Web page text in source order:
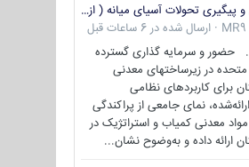
تحلیل و پیگیری تحولات آسیای میانه ( ازبکستان، تاجیکستان، ترکمنستان، قزاقستان و قرقیزستان )
MR9
· ارسال شده در 6 ساعات قبل
حضور و سرمایه گذاری گسترده
متحده در زیرساختهای معدنی
برای کاربردهای نظامی
نمای جامعی از پراکندگی
معدنی کمیاب و استراتژیک در
ارائه داده و به‌وضوح نشان...